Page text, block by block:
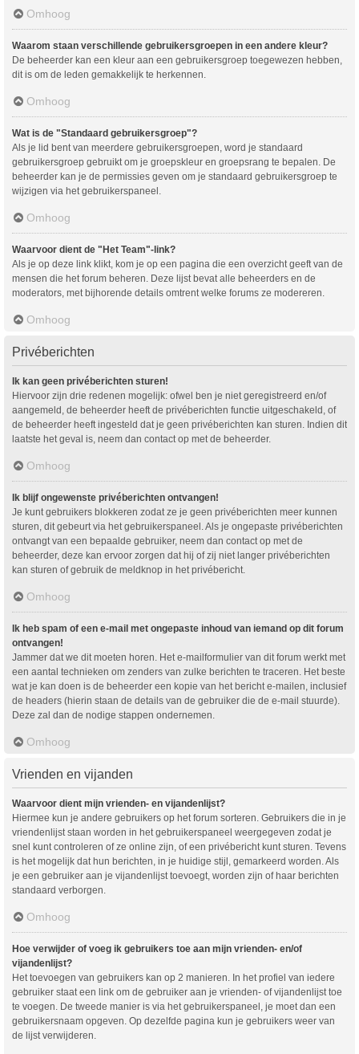
Omhoog
Waarom staan verschillende gebruikersgroepen in een andere kleur?
De beheerder kan een kleur aan een gebruikersgroep toegewezen hebben,
dit is om de leden gemakkelijk te herkennen.
Omhoog
Wat is de "Standaard gebruikersgroep"?
Als je lid bent van meerdere gebruikersgroepen, word je standaard
gebruikersgroep gebruikt om je groepskleur en groepsrang te bepalen. De
beheerder kan je de permissies geven om je standaard gebruikersgroep te
wijzigen via het gebruikerspaneel.
Omhoog
Waarvoor dient de "Het Team"-link?
Als je op deze link klikt, kom je op een pagina die een overzicht geeft van de
mensen die het forum beheren. Deze lijst bevat alle beheerders en de
moderators, met bijhorende details omtrent welke forums ze modereren.
Omhoog
Privéberichten
Ik kan geen privéberichten sturen!
Hiervoor zijn drie redenen mogelijk: ofwel ben je niet geregistreerd en/of
aangemeld, de beheerder heeft de privéberichten functie uitgeschakeld, of
de beheerder heeft ingesteld dat je geen privéberichten kan sturen. Indien dit
laatste het geval is, neem dan contact op met de beheerder.
Omhoog
Ik blijf ongewenste privéberichten ontvangen!
Je kunt gebruikers blokkeren zodat ze je geen privéberichten meer kunnen
sturen, dit gebeurt via het gebruikerspaneel. Als je ongepaste privéberichten
ontvangt van een bepaalde gebruiker, neem dan contact op met de
beheerder, deze kan ervoor zorgen dat hij of zij niet langer privéberichten
kan sturen of gebruik de meldknop in het privébericht.
Omhoog
Ik heb spam of een e-mail met ongepaste inhoud van iemand op dit forum
ontvangen!
Jammer dat we dit moeten horen. Het e-mailformulier van dit forum werkt met
een aantal technieken om zenders van zulke berichten te traceren. Het beste
wat je kan doen is de beheerder een kopie van het bericht e-mailen, inclusief
de headers (hierin staan de details van de gebruiker die de e-mail stuurde).
Deze zal dan de nodige stappen ondernemen.
Omhoog
Vrienden en vijanden
Waarvoor dient mijn vrienden- en vijandenlijst?
Hiermee kun je andere gebruikers op het forum sorteren. Gebruikers die in je
vriendenlijst staan worden in het gebruikerspaneel weergegeven zodat je
snel kunt controleren of ze online zijn, of een privébericht kunt sturen. Tevens
is het mogelijk dat hun berichten, in je huidige stijl, gemarkeerd worden. Als
je een gebruiker aan je vijandenlijst toevoegt, worden zijn of haar berichten
standaard verborgen.
Omhoog
Hoe verwijder of voeg ik gebruikers toe aan mijn vrienden- en/of
vijandenlijst?
Het toevoegen van gebruikers kan op 2 manieren. In het profiel van iedere
gebruiker staat een link om de gebruiker aan je vrienden- of vijandenlijst toe
te voegen. De tweede manier is via het gebruikerspaneel, je moet dan een
gebruikersnaam opgeven. Op dezelfde pagina kun je gebruikers weer van
de lijst verwijderen.